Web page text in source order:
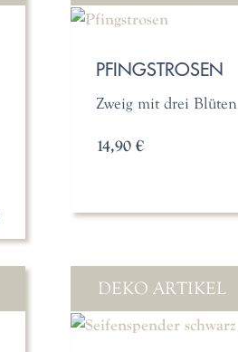
PFINGSTROSEN
Zweig mit drei Blüten
14,90 €
DEKO ARTIKEL